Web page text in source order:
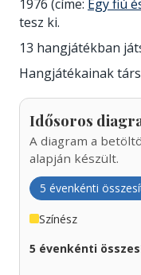
1976 (címe: Egy fiú
tesz ki.
13 hangjátékban
Hangjátékainak
Idősoros
A diagram a
alapján készült.
5 évenkénti
Színész
5 évenkénti